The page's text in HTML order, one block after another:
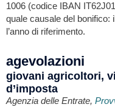
1006 (codice IBAN
quale causale del bonifico:
l’anno di riferimento.
agevolazioni
giovani agricoltori,
d’imposta
Agenzia delle Entrate,